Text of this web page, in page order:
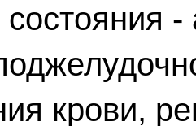
состояния
крови,